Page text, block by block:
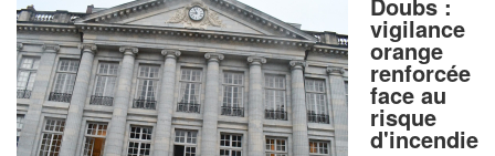
vigilance
orange
renforcée
face au
risque
d'incendie